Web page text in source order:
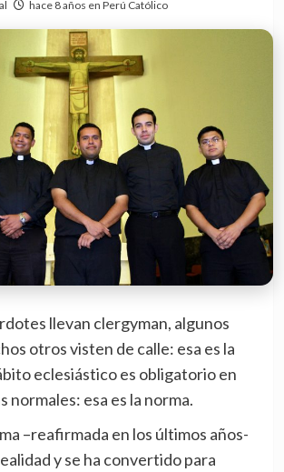
hace 8 años en Perú Católico
llevan clergyman, algunos
otros visten de calle: esa es la
eclesiástico es obligatorio en
normales: esa es la norma.
–reafirmada en los últimos años-
y se ha convertido para